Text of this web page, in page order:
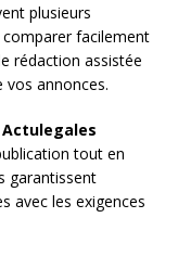
plusieurs
facilement
rédaction assistée
annonces.
Actulegales
tout en
garantissent
avec les exigences